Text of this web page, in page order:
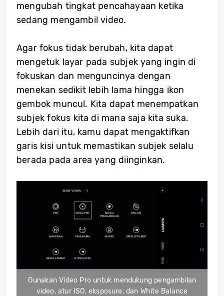
mengubah tingkat pencahayaan ketika
sedang mengambil video.
Agar fokus tidak berubah, kita dapat
mengetuk layar pada subjek yang ingin di
fokuskan dan menguncinya dengan
menekan sedikit lebih lama hingga ikon
gembok muncul. Kita dapat menempatkan
subjek fokus kita di mana saja kita suka.
Lebih dari itu, kamu dapat mengaktifkan
garis kisi untuk memastikan subjek selalu
berada pada area yang diinginkan.
Gunakan Video Pro untuk mendukung pengambilan
video, atur ISO, eksposure, dan White Balance